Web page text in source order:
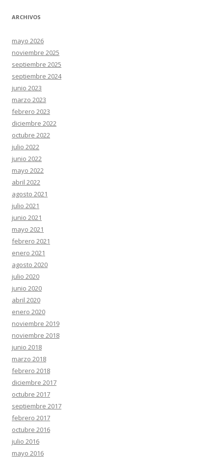
ARCHIVOS
mayo 2026
noviembre 2025
septiembre 2025
septiembre 2024
junio 2023
marzo 2023
febrero 2023
diciembre 2022
octubre 2022
julio 2022
junio 2022
mayo 2022
abril 2022
agosto 2021
julio 2021
junio 2021
mayo 2021
febrero 2021
enero 2021
agosto 2020
julio 2020
junio 2020
abril 2020
enero 2020
noviembre 2019
noviembre 2018
junio 2018
marzo 2018
febrero 2018
diciembre 2017
octubre 2017
septiembre 2017
febrero 2017
octubre 2016
julio 2016
mayo 2016